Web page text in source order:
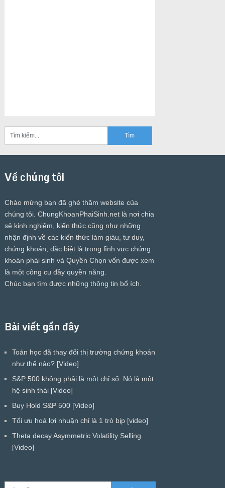
Về chúng tôi
Chào mừng bạn đã ghé thăm website của
chúng tôi. ChungKhoanPhaiSinh.netlà nơi chia
sẻ kinh nghiệm, kiến thức cũng như những
nhận định về các kiến thức làm giàu, tư duy,
chứng khoán, đặc biệt là trong lĩnh vực chứng
khoán phái sinh và Quyền Chọn vốn được xem
là một công cụ đầy quyền năng.
Chúc bạn tìm được những thông tin bổ ích.
Bài viết gần đây
Toán học đã thay đổi thị trường chứng khoán
như thế nào? [Video]
S&P 500 không phải là một chỉ số. Nó là một
hệ sinh thái [Video]
Buy Hold S&P 500 [Video]
Tối ưu hoá lợi nhuận chỉ là 1 trò bịp [video]
Theta decay Asymmetric Volatility Selling
[Video]